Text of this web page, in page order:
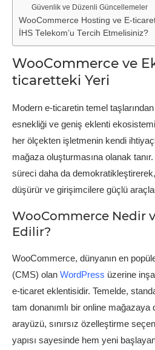
Güvenlik ve Düzenli Güncellemeler
WooCommerce Hosting ve E-
İHS Telekom’u Tercih Etmelisiniz?
WooCommerce ve
ticaretteki Yeri
Modern e-ticaretin temel
esnekliği ve geniş eklenti
her ölçekten işletmenin kendi
mağaza oluşturmasına olanak
süreci daha da
düşürür ve girişimcilere güçlü
WooCommerce Nedir
Edilir?
WooCommerce, dünyanın en
(CMS) olan WordPress üzerine
e-ticaret eklentisidir. Temelde,
tam donanımlı bir online mağazaya
arayüzü, sınırsız özelleştirme
yapısı sayesinde hem yeni